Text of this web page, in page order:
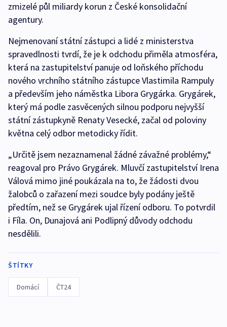
zmizelé půl miliardy korun z České konsolidační
agentury.
Nejmenovaní státní zástupci a lidé z ministerstva
spravedlnosti tvrdí, že je k odchodu přiměla atmosféra,
která na zastupitelství panuje od loňského příchodu
nového vrchního státního zástupce Vlastimila Rampuly
a především jeho náměstka Libora Grygárka. Grygárek,
který má podle zasvěcených silnou podporu nejvyšší
státní zástupkyně Renaty Vesecké, začal od poloviny
května celý odbor metodicky řídit.
„Určitě jsem nezaznamenal žádné závažné problémy,“
reagoval pro Právo Grygárek. Mluvčí zastupitelství Irena
Válová mimo jiné poukázala na to, že žádosti dvou
žalobců o zařazení mezi soudce byly podány ještě
předtím, než se Grygárek ujal řízení odboru. To potvrdil
i Fíla. On, Dunajová ani Podlipný důvody odchodu
nesdělili.
ŠTÍTKY
Domácí ČT24